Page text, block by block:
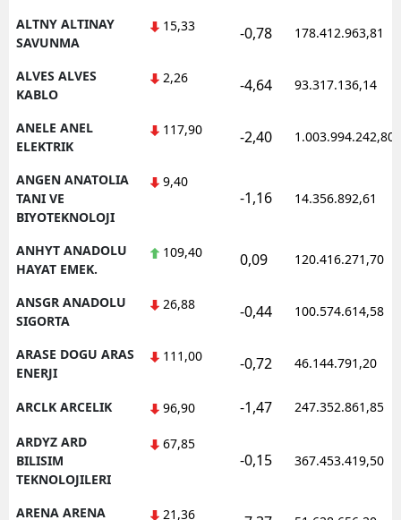
ALTNY ALTINAY
SAVUNMA
15,33 -0,78 178.412.963,81
ALVES ALVES
KABLO
2,26 -4,64 93.317.136,14
ANELE ANEL
ELEKTRIK
117,90 -2,40 1.003.994.242,80
ANGEN ANATOLIA
TANI VE
BIYOTEKNOLOJI
9,40
-1,16 14.356.892,61
ANHYT ANADOLU
HAYAT EMEK.
109,40 0,09 120.416.271,70
ANSGR ANADOLU
SIGORTA
26,88 -0,44 100.574.614,58
ARASE DOGU ARAS
ENERJI
111,00 -0,72 46.144.791,20
ARCLK ARCELIK 96,90 -1,47 247.352.861,85
ARDYZ ARD
BILISIM
TEKNOLOJILERI
67,85
-0,15 367.453.419,50
ARENA ARENA 21,36